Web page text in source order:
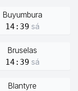
Buyumbura
14:39 sá
Bruselas
14:39 sá
Blantyre